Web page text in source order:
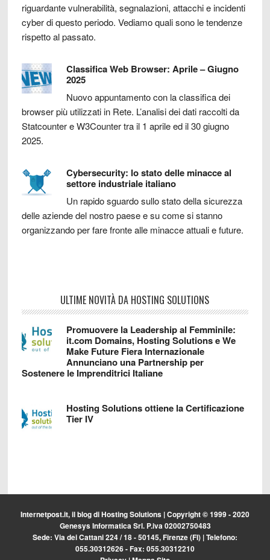
riguardante vulnerabilità, segnalazioni, attacchi e incidenti
cyber di questo periodo. Vediamo quali sono le tendenze
rispetto al passato.
Classifica Web Browser: Aprile – Giugno
2025
Nuovo appuntamento con la classifica dei
browser più utilizzati in Rete. L’analisi dei dati raccolti da
Statcounter e W3Counter tra il 1 aprile ed il 30 giugno
2025.
Cybersecurity: lo stato delle minacce al
settore industriale italiano
Un rapido sguardo sullo stato della sicurezza
delle aziende del nostro paese e su come si stanno
organizzando per fare fronte alle minacce attuali e future.
ULTIME NOVITÀ DA HOSTING SOLUTIONS
Promuovere la Leadership al Femminile:
it.com Domains, Hosting Solutions e We
Make Future Fiera Internazionale
Annunciano una Partnership per
Sostenere le Imprenditrici Italiane
Hosting Solutions ottiene la Certificazione
Tier IV
Internetpost.it, il blog diHosting Solutions | Copyright © 1999 - 2020
Genesys Informatica Srl. P.iva 02002750483
Sede: Via dei Cattani 224 / 18 - 50145, Firenze (FI) | Telefono:
055.30312626 - Fax: 055.30312210